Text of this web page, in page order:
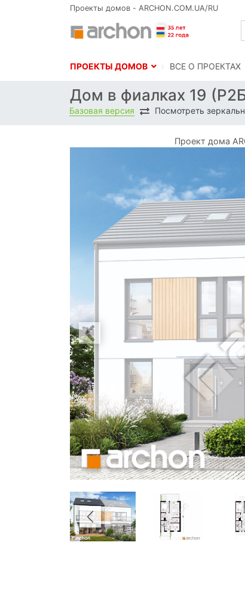
Проекты домов - ARCHON.COM.UA/RU
ПРОЕКТЫ ДОМОВ BСЕ О ПРОЕКТАХ
Дом в фиалках 19
Базовая версия Посмотреть
Проект дома